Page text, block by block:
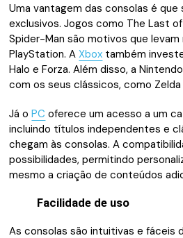
Uma vantagem das consolas é que
exclusivos. Jogos como The Last
Spider-Man são motivos que
PlayStation. AXbox também
Halo e Forza. Além disso, a
com os seus clássicos, como Zelda
Já oPC oferece um acesso a um
incluindo títulos independentes e
chegam às consolas. A
possibilidades, permitindo
mesmo a criação de conteúdos
Facilidade de uso
As consolas são intuitivas e fáceis